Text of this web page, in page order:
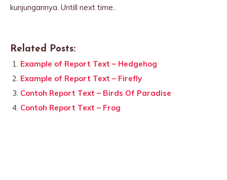
kunjungannya. Untill next time..
Related Posts:
Example of Report Text – Hedgehog
Example of Report Text – Firefly
Contoh Report Text – Birds Of Paradise
Contoh Report Text – Frog